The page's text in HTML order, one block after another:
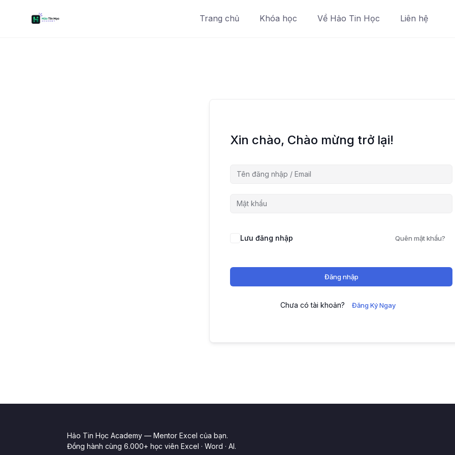
Trang chủ Khóa học Về Hảo Tin Học Liên hệ
Xin chào, Chào mừng trở lại!
Lưu đăng nhập Quên mật khẩu?
Đăng nhập
Chưa có tài khoản? Đăng Ký Ngay
Hảo Tin Học Academy — Mentor Excel của bạn.
Đồng hành cùng 6.000+ học viên Excel · Word · AI.